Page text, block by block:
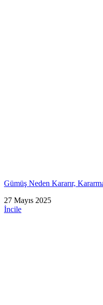
Gümüş Neden Kararır,
27 Mayıs 2025
İncile